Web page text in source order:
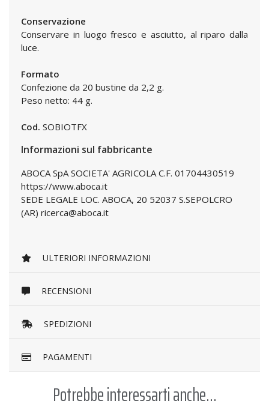
Conservazione
Conservare in luogo fresco e asciutto, al riparo dalla
luce.
Formato
Confezione da 20 bustine da 2,2 g.
Peso netto: 44 g.
Cod. SOBIOTFX
Informazioni sul fabbricante
ABOCA SpA SOCIETA' AGRICOLA C.F. 01704430519
https://www.aboca.it
SEDE LEGALE LOC. ABOCA, 20 52037 S.SEPOLCRO
(AR) ricerca@aboca.it
ULTERIORI INFORMAZIONI
RECENSIONI
SPEDIZIONI
PAGAMENTI
Potrebbe interessarti anche...